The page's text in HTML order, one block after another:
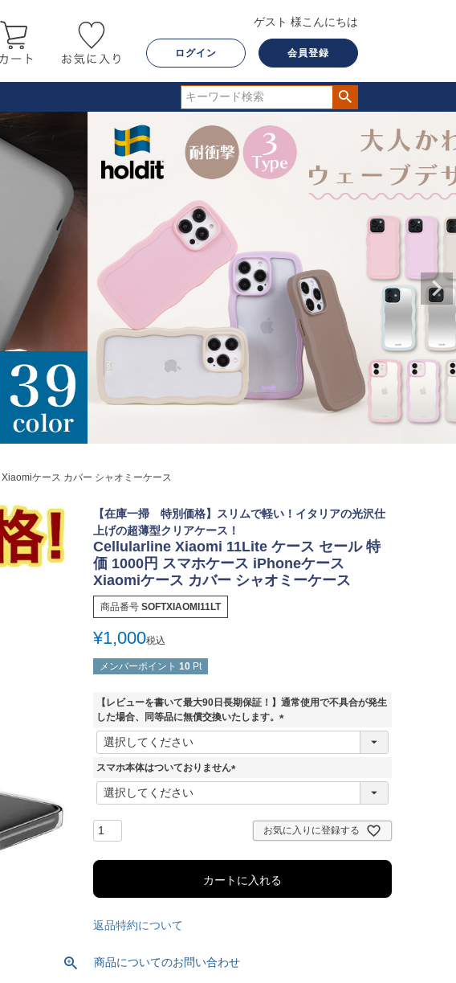
ゲスト 様こんにちは
ログイン 会員登録
ケース カバー シャオミーケース
【在庫一掃 特別価格】スリムで軽い！イタリアの光沢仕
上げの超薄型クリアケース！
Cellularline Xiaomi 11Lite ケース セール 特
価 1000円 スマホケース iPhoneケース
Xiaomiケース カバー シャオミーケース
商品番号 SOFTXIAOMI11LT
¥1,000税込
メンバーポイント 10 Pt
【レビューを書いて最大90日長期保証！】通常使用で不具合が発生
した場合、同等品に無償交換いたします。
(
スマホ本体はついておりません
(
お気に入りに登録する
カートに入れる
返品特約について
商品についてのお問い合わせ